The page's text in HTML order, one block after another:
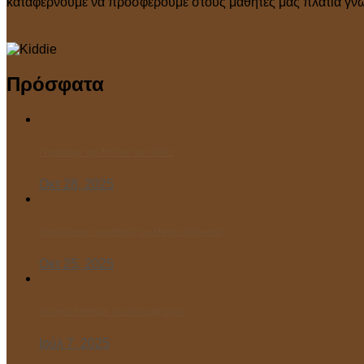
Πρόσφατα
Οκτ 28, 2025
Οκτ 25, 2025
Ιούλ 7, 2025